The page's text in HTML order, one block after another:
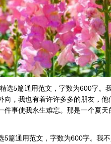
选5篇通用范文，字数为600字。
向，我也有着许许多多的朋友，
件事使我永生难忘。那是一个夏
5篇通用范文，字数为600字。我